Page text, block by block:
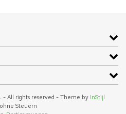
All rights reserved - Theme by InStijl
Steuern